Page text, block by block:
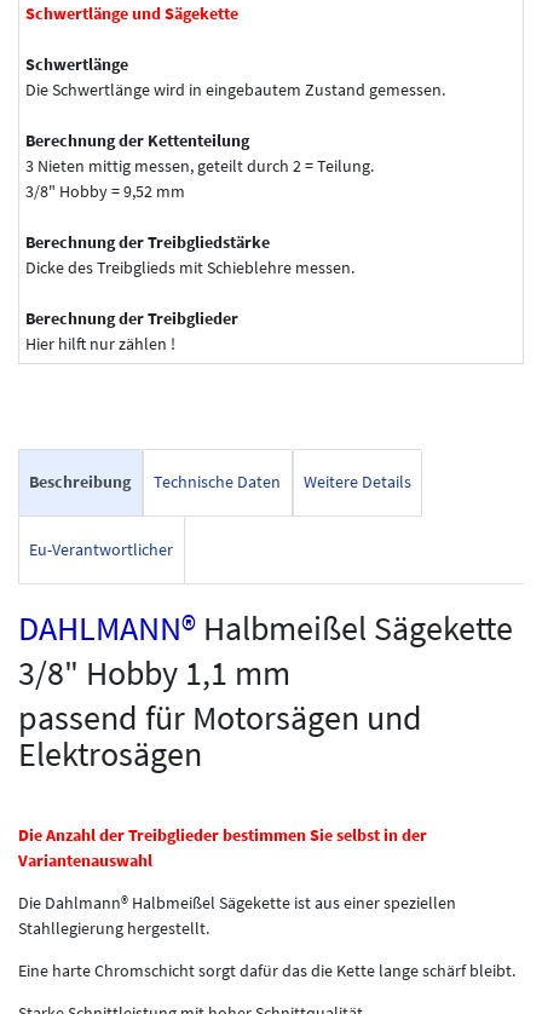
Schwertlänge und Sägekette
Schwertlänge
Die Schwertlänge wird in eingebautem Zustand gemessen.
Berechnung der Kettenteilung
3 Nieten mittig messen, geteilt durch 2 = Teilung.
3/8" Hobby = 9,52 mm
Berechnung der Treibgliedstärke
Dicke des Treibglieds mit Schieblehre messen.
Berechnung der Treibglieder
Hier hilft nur zählen !
Beschreibung Technische Daten Weitere Details
Eu-Verantwortlicher
DAHLMANN® Halbmeißel Sägekette
3/8" Hobby 1,1 mm
passend für Motorsägen und
Elektrosägen
Die Anzahl der Treibglieder bestimmen Sie selbst in der
Variantenauswahl
Die Dahlmann® Halbmeißel Sägekette ist aus einer speziellen
Stahllegierung hergestellt.
Eine harte Chromschicht sorgt dafür das die Kette lange schärf bleibt.